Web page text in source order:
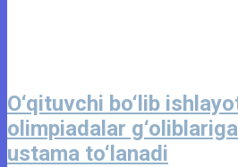
O‘qituvchi bo‘lib
olimpiadalar
ustama to‘lanadi